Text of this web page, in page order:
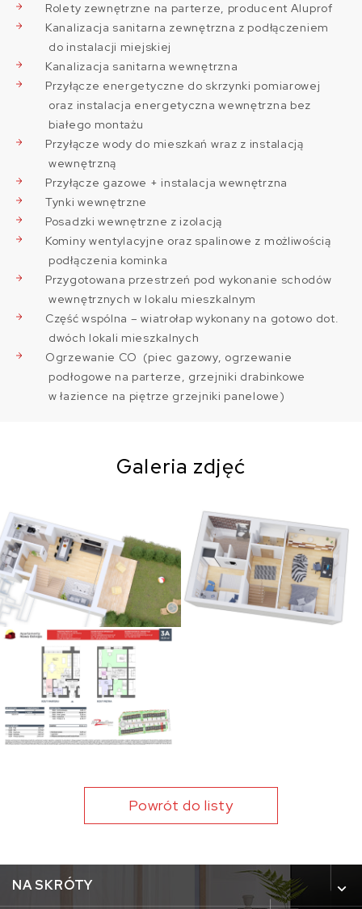
Rolety zewnętrzne na parterze, producent Aluprof
Kanalizacja sanitarna zewnętrzna z podłączeniem
do instalacji miejskiej
Kanalizacja sanitarna wewnętrzna
Przyłącze energetyczne do skrzynki pomiarowej
oraz instalacja energetyczna wewnętrzna bez
białego montażu
Przyłącze wody do mieszkań wraz z instalacją
wewnętrzną
Przyłącze gazowe + instalacja wewnętrzna
Tynki wewnętrzne
Posadzki wewnętrzne z izolacją
Kominy wentylacyjne oraz spalinowe z możliwością
podłączenia kominka
Przygotowana przestrzeń pod wykonanie schodów
wewnętrznych w lokalu mieszkalnym
Część wspólna – wiatrołap wykonany na gotowo dot.
dwóch lokali mieszkalnych
Ogrzewanie CO (piec gazowy, ogrzewanie
podłogowe na parterze, grzejniki drabinkowe
w łazience na piętrze grzejniki panelowe)
Galeria zdjęć
Powrót do listy
NA SKRÓTY